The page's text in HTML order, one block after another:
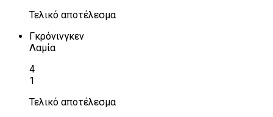
Τελικό αποτέλεσμα
Γκρόνινγκεν
Λαμία
4
1
Τελικό αποτέλεσμα